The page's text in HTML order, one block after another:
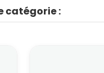
catégorie :